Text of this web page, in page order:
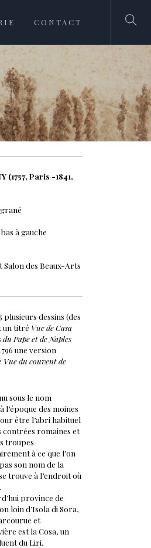
CONTACT
(1757, Paris -1841,
à gauche
des Beaux-Arts
plusieurs dessins (des
un titré Vue de Casa
Pape et de Naples
une version
Vue du couvent de
sous le nom
l’époque des moines
être l’abri habituel
contrées romaines et
troupes
à ce que l’on
son nom de la
trouve à l’endroit où
province de
loin d’Isola di Sora,
et
est la Cosa, un
du Liri.